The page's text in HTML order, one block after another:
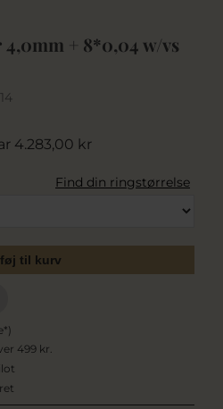
+ 8*0,04 w/vs
4.283,00 kr
Find din ringstørrelse
til kurv
499 kr.